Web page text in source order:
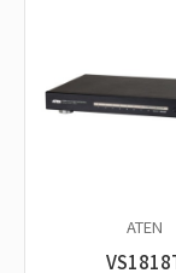
ATEN